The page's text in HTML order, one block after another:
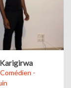
-